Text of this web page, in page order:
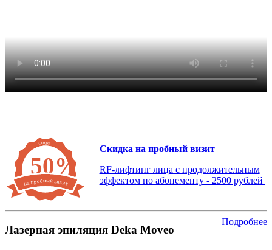
Скидка
на пробный визит
50%
Скидка на пробный визит
RF-лифтинг лица с продолжительным
эффектом по абонементу - 2500 рублей
Подробнее
Лазерная эпиляция Deka Moveo